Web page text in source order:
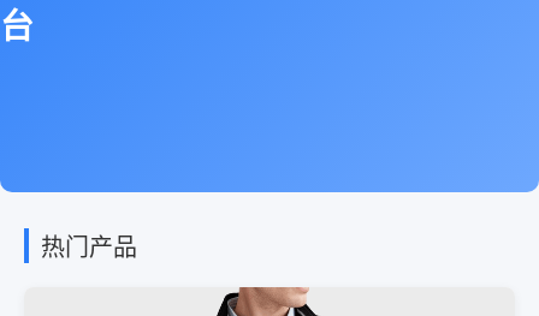
台
热门产品